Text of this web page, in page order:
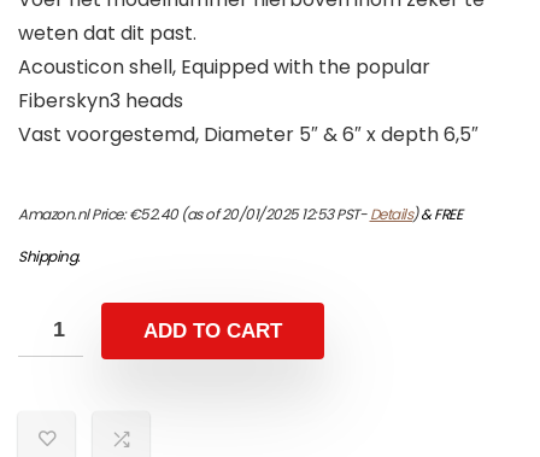
weten dat dit past.
Acousticon shell, Equipped with the popular
Fiberskyn3 heads
Vast voorgestemd, Diameter 5″ & 6″ x depth 6,5″
Amazon.nl Price:€52.40(as of 20/01/2025 12:53 PST-Details)&FREE
Shipping.
ADD TO CART